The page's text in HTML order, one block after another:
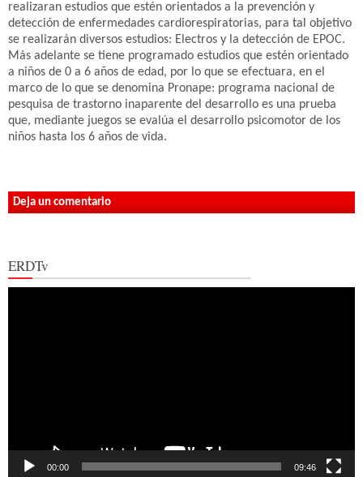
realizaran estudios que estén orientados a la prevención y
detección de enfermedades cardiorespiratorias, para tal objetivo
se realizarán diversos estudios: Electros y la detección de EPOC.
Más adelante se tiene programado estudios que estén orientado
a niños de 0 a 6 años de edad, por lo que se efectuara, en el
marco de lo que se denomina Pronape: programa nacional de
pesquisa de trastorno inaparente del desarrollo es una prueba
que, mediante juegos se evalúa el desarrollo psicomotor de los
niños hasta los 6 años de vida.
Deja un comentario
ERDTv
00:00 09:46